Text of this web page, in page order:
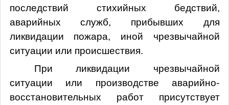
последствий стихийных бедствий,
аварийных служб, прибывших для
ликвидации пожара, иной чрезвычайной
ситуации или происшествия.
При ликвидации чрезвычайной
ситуации или производстве аварийно-
восстановительных работ присутствует